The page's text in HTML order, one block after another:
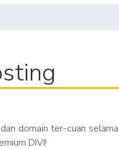
domain ter-cuan
DIVI!